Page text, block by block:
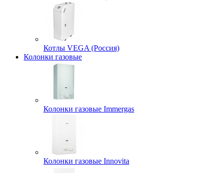
Котлы VEGA (Россия)
Колонки газовые
Колонки газовые Immergas
Колонки газовые Innovita